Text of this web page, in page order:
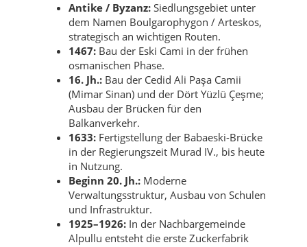
Antike / Byzanz: Siedlungsgebiet unter
dem Namen Boulgarophygon / Arteskos,
strategisch an wichtigen Routen.
1467: Bau der Eski Cami in der frühen
osmanischen Phase.
16. Jh.: Bau der Cedid Ali Paşa Camii
(Mimar Sinan) und der Dört Yüzlü Çeşme;
Ausbau der Brücken für den
Balkanverkehr.
1633: Fertigstellung der Babaeski-Brücke
in der Regierungszeit Murad IV., bis heute
in Nutzung.
Beginn 20. Jh.: Moderne
Verwaltungsstruktur, Ausbau von Schulen
und Infrastruktur.
1925–1926: In der Nachbargemeinde
Alpullu entsteht die erste Zuckerfabrik